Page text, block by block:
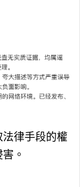
律手段的權
。